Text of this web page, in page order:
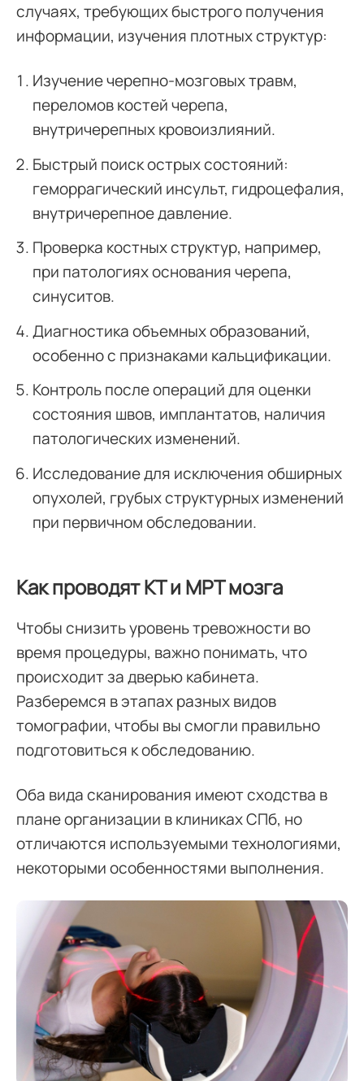
случаях, требующих быстрого получения
информации, изучения плотных структур:
Изучение черепно-мозговых травм,
переломов костей черепа,
внутричерепных кровоизлияний.
Быстрый поиск острых состояний:
геморрагический инсульт, гидроцефалия,
внутричерепное давление.
Проверка костных структур, например,
при патологиях основания черепа,
синуситов.
Диагностика объемных образований,
особенно с признаками кальцификации.
Контроль после операций для оценки
состояния швов, имплантатов, наличия
патологических изменений.
Исследование для исключения обширных
опухолей, грубых структурных изменений
при первичном обследовании.
Как проводят КТ и МРТ мозга
Чтобы снизить уровень тревожности во
время процедуры, важно понимать, что
происходит за дверью кабинета.
Разберемся в этапах разных видов
томографии, чтобы вы смогли правильно
подготовиться к обследованию.
Оба вида сканирования имеют сходства в
плане организации в клиниках СПб, но
отличаются используемыми технологиями,
некоторыми особенностями выполнения.